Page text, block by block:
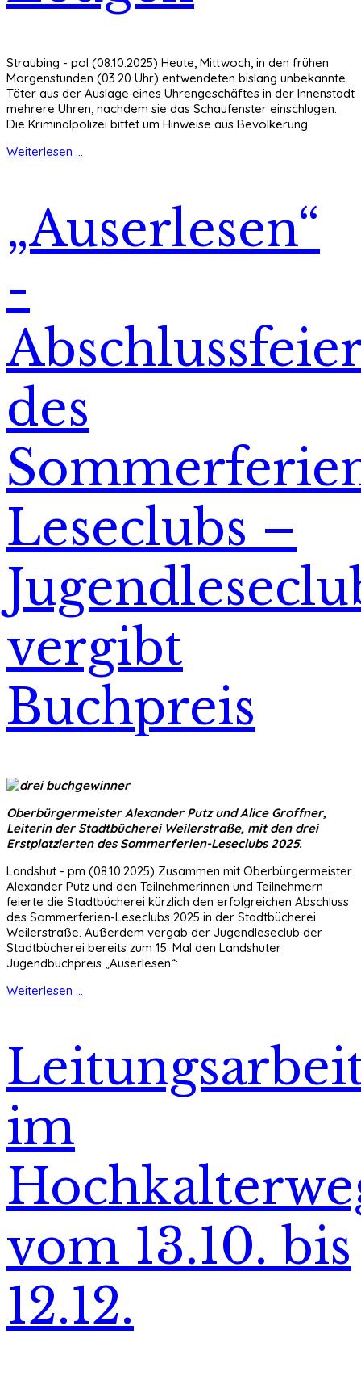
Straubing - pol (08.10.2025) Heute, Mittwoch, in den frühen
Morgenstunden (03.20 Uhr) entwendeten bislang unbekannte
Täter aus der Auslage eines Uhrengeschäftes in der Innenstadt
mehrere Uhren, nachdem sie das Schaufenster einschlugen.
Die Kriminalpolizei bittet um Hinweise aus Bevölkerung.
Weiterlesen ...
„Auserlesen“
-
des
Leseclubs –
vergibt
Buchpreis
Oberbürgermeister Alexander Putz und Alice Groffner,
Leiterin der Stadtbücherei Weilerstraße, mit den drei
Erstplatzierten des Sommerferien-Leseclubs 2025.
Landshut - pm (08.10.2025) Zusammen mit Oberbürgermeister
Alexander Putz und den Teilnehmerinnen und Teilnehmern
feierte die Stadtbücherei kürzlich den erfolgreichen Abschluss
des Sommerferien-Leseclubs 2025 in der Stadtbücherei
Weilerstraße. Außerdem vergab der Jugendleseclub der
Stadtbücherei bereits zum 15. Mal den Landshuter
Jugendbuchpreis „Auserlesen“:
Weiterlesen ...
im
vom 13.10. bis
12.12.